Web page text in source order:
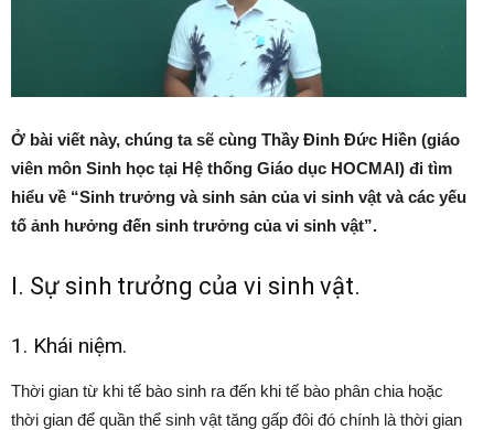
Ở bài viết này, chúng ta sẽ cùng Thầy Đinh Đức Hiền (giáo
viên môn Sinh học tại Hệ thống Giáo dục HOCMAI) đi tìm
hiểu về “Sinh trưởng và sinh sản của vi sinh vật và các yếu
tố ảnh hưởng đến sinh trưởng của vi sinh vật”.
I. Sự sinh trưởng của vi sinh vật.
1. Khái niệm.
Thời gian từ khi tế bào sinh ra đến khi tế bào phân chia hoặc
thời gian để quần thể sinh vật tăng gấp đôi đó chính là thời gian